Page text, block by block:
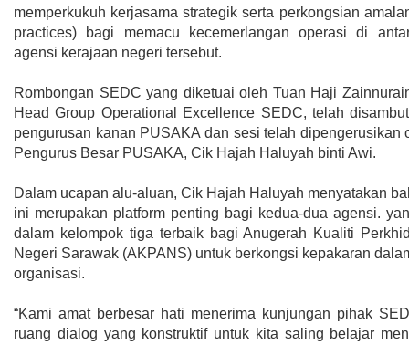
memperkukuh kerjasama strategik serta perkongsian
practices) bagi memacu kecemerlangan operasi di
agensi kerajaan negeri tersebut.
Rombongan SEDC yang diketuai oleh Tuan Haji
Head Group Operational Excellence SEDC, telah
pengurusan kanan PUSAKA dan sesi telah dipengerusikan
Pengurus Besar PUSAKA, Cik Hajah Haluyah binti Awi.
Dalam ucapan alu-aluan, Cik Hajah Haluyah menyatakan
ini merupakan platform penting bagi kedua-dua agensi.
dalam kelompok tiga terbaik bagi Anugerah Kualiti
Negeri Sarawak (AKPANS) untuk berkongsi kepakaran
organisasi.
“Kami amat berbesar hati menerima kunjungan pihak
ruang dialog yang konstruktif untuk kita saling belajar